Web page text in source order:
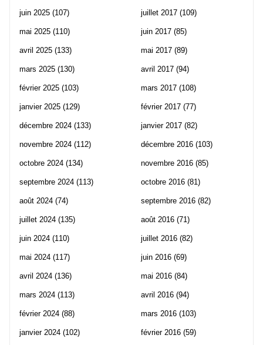
juin 2025 (107)
mai 2025 (110)
avril 2025 (133)
mars 2025 (130)
février 2025 (103)
janvier 2025 (129)
décembre 2024 (133)
novembre 2024 (112)
octobre 2024 (134)
septembre 2024 (113)
août 2024 (74)
juillet 2024 (135)
juin 2024 (110)
mai 2024 (117)
avril 2024 (136)
mars 2024 (113)
février 2024 (88)
janvier 2024 (102)
juillet 2017 (109)
juin 2017 (85)
mai 2017 (89)
avril 2017 (94)
mars 2017 (108)
février 2017 (77)
janvier 2017 (82)
décembre 2016 (103)
novembre 2016 (85)
octobre 2016 (81)
septembre 2016 (82)
août 2016 (71)
juillet 2016 (82)
juin 2016 (69)
mai 2016 (84)
avril 2016 (94)
mars 2016 (103)
février 2016 (59)